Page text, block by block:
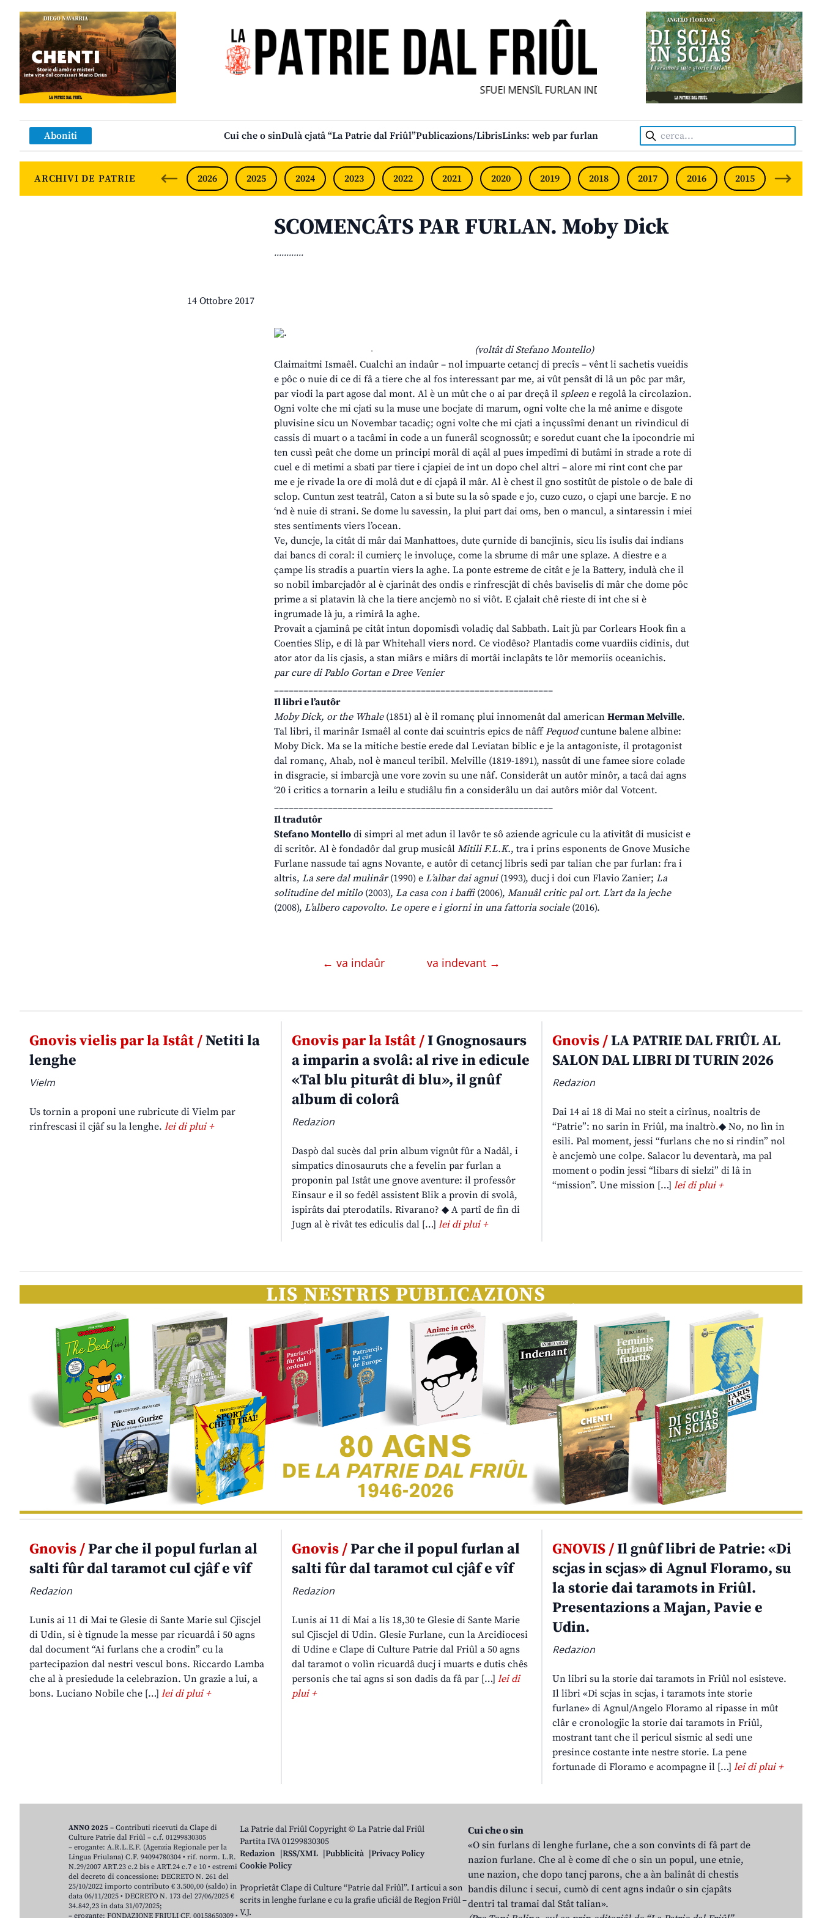
SFUEI MENSÎL FURLAN INDIPENDENT • INDEPENDENT FRIULIAN MONTHLY •
Aboniti Cui che o sinDulà cjatâ “La Patrie dal Friûl”Publicazions/LibrisLinks: web par furlan Cerca:
ARCHIVI DE PATRIE 2026 2025 2024 2023 2022 2021 2020 2019 2018 2017 2016 2015 2014
SCOMENCÂTS PAR FURLAN. Moby Dick
............
14 Ottobre 2017
.
(voltât di Stefano Montello)
Claimaitmi Ismaêl. Cualchi an indaûr – nol impuarte cetancj di precîs – vênt li sachetis vueidis
e pôc o nuie di ce di fâ a tiere che al fos interessant par me, ai vût pensât di lâ un pôc par mâr,
par viodi la part agose dal mont. Al è un mût che o ai par dreçâ il spleen e regolâ la circolazion.
Ogni volte che mi cjati su la muse une bocjate di marum, ogni volte che la mê anime e disgote
pluvisine sicu un Novembar tacadiç; ogni volte che mi cjati a inçussîmi denant un rivindicul di
cassis di muart o a tacâmi in code a un funerâl scognossût; e soredut cuant che la ipocondrie mi
ten cussì peât che dome un principi morâl di açâl al pues impedîmi di butâmi in strade a rote di
cuel e di metimi a sbati par tiere i cjapiei de int un dopo chel altri – alore mi rint cont che par
me e je rivade la ore di molâ dut e di cjapâ il mâr. Al è chest il gno sostitût de pistole o de bale di
sclop. Cuntun zest teatrâl, Caton a si bute su la sô spade e jo, cuzo cuzo, o cjapi une barcje. E no
‘nd è nuie di strani. Se dome lu savessin, la plui part dai oms, ben o mancul, a sintaressin i miei
stes sentiments viers l’ocean.
Ve, duncje, la citât di mâr dai Manhattoes, dute çurnide di bancjinis, sicu lis isulis dai indians
dai bancs di coral: il cumierç le involuçe, come la sbrume di mâr une splaze. A diestre e a
çampe lis stradis a puartin viers la aghe. La ponte estreme de citât e je la Battery, indulà che il
so nobil imbarcjadôr al è cjarinât des ondis e rinfrescjât di chês baviselis di mâr che dome pôc
prime a si platavin là che la tiere ancjemò no si viôt. E cjalait chê rieste di int che si è
ingrumade là ju, a rimirâ la aghe.
Provait a cjaminâ pe citât intun dopomisdì voladiç dal Sabbath. Lait jù par Corlears Hook fin a
Coenties Slip, e di là par Whitehall viers nord. Ce viodêso? Plantadis come vuardiis cidinis, dut
ator ator da lis cjasis, a stan miârs e miârs di mortâi inclapâts te lôr memoriis oceanichis.
par cure di Pablo Gortan e Dree Venier
_________________________________________________________
Il libri e l’autôr
Moby Dick, or the Whale(1851) al è il romanç plui innomenât dal american Herman Melville.
Tal libri, il marinâr Ismaêl al conte dai scuintris epics de nâffPequodcuntune balene albine:
Moby Dick. Ma se la mitiche bestie erede dal Leviatan biblic e je la antagoniste, il protagonist
dal romanç, Ahab, nol è mancul teribil. Melville (1819-1891), nassût di une famee siore colade
in disgracie, si imbarcjà une vore zovin su une nâf. Considerât un autôr minôr, a tacâ dai agns
‘20 i critics a tornarin a leilu e studiâlu fin a considerâlu un dai autôrs miôr dal Votcent.
_________________________________________________________
Il tradutôr
Stefano Montello di simpri al met adun il lavôr te sô aziende agricule cu la ativitât di musicist e
di scritôr. Al è fondadôr dal grup musicâl Mitili F.L.K., tra i prins esponents de Gnove Musiche
Furlane nassude tai agns Novante, e autôr di cetancj libris sedi par talian che par furlan: fra i
altris, La sere dal mulinâr(1990) e L’albar dai agnui(1993), ducj i doi cun Flavio Zanier; La
solitudine del mitilo(2003), La casa con i baffi(2006), Manuâl critic pal ort. L’art da la jeche
(2008), L’albero capovolto. Le opere e i giorni in una fattoria sociale(2016).
← va indaûr va indevant →
Gnovis vielis par la Istât /Netiti la
lenghe
Vielm
Us tornin a proponi une rubricute di Vielm par
rinfrescasi il cjâf su la lenghe. lei di plui +
Gnovis par la Istât /I Gnognosaurs
a imparin a svolâ: al rive in edicule
«Tal blu piturât di blu», il gnûf
album di colorâ
Redazion
Daspò dal sucès dal prin album vignût fûr a Nadâl, i
simpatics dinosauruts che a fevelin par furlan a
proponin pal Istât une gnove aventure: il professôr
Einsaur e il so fedêl assistent Blik a provin di svolâ,
ispirâts dai pterodatils. Rivarano? ◆ A partî de fin di
Jugn al è rivât tes ediculis dal […] lei di plui +
Gnovis /LA PATRIE DAL FRIÛL AL
SALON DAL LIBRI DI TURIN 2026
Redazion
Dai 14 ai 18 di Mai no steit a cirînus, noaltris de
“Patrie”: no sarin in Friûl, ma inaltrò.◆ No, no lìn in
esili. Pal moment, jessi “furlans che no si rindin” nol
è ancjemò une colpe. Salacor lu deventarà, ma pal
moment o podin jessi “libars di sielzi” di lâ in
“mission”. Une mission […]lei di plui +
Gnovis /Par che il popul furlan al
salti fûr dal taramot cul cjâf e vîf
Redazion
Lunis ai 11 di Mai te Glesie di Sante Marie sul Cjiscjel
di Udin, si è tignude la messe par ricuardâ i 50 agns
dal document “Ai furlans che a crodin” cu la
partecipazion dal nestri vescul bons. Riccardo Lamba
che al à presiedude la celebrazion. Un grazie a lui, a
bons. Luciano Nobile che […] lei di plui +
Gnovis /Par che il popul furlan al
salti fûr dal taramot cul cjâf e vîf
Redazion
Lunis ai 11 di Mai a lis 18,30 te Glesie di Sante Marie
sul Cjiscjel di Udin. Glesie Furlane, cun la Arcidiocesi
di Udine e Clape di Culture Patrie dal Friûl a 50 agns
dal taramot o volìn ricuardâ ducj i muarts e dutis chês
personis che tai agns si son dadis da fâ par […] lei di
plui +
GNOVIS /Il gnûf libri de Patrie: «Di
scjas in scjas» di Agnul Floramo, su
la storie dai taramots in Friûl.
Presentazions a Majan, Pavie e
Udin.
Redazion
Un libri su la storie dai taramots in Friûl nol esisteve.
Il libri «Di scjas in scjas, i taramots inte storie
furlane» di Agnul/Angelo Floramo al ripasse in mût
clâr e cronologjic la storie dai taramots in Friûl,
mostrant tant che il pericul sismic al sedi une
presince costante inte nestre storie. La pene
fortunade di Floramo e acompagne il […]lei di plui +
La Patrie dal Friûl Copyright © La Patrie dal Friûl
Partita IVA 01299830305
Redazion
RSS/XML Pubblicità
Privacy Policy
Cookie Policy
Proprietât Clape di Culture “Patrie dal Friûl”. I articui a son
scrits in lenghe furlane e cu la grafie uficiâl de Regjon Friûl –
V.J.
Cui che o sin
«O sin furlans di lenghe furlane, che a son convints di fâ part de
nazion furlane. Che al è come dî che o sin un popul, une etnie,
une nazion, che dopo tancj parons, che a àn balinât di chestis
bandis dilunc i secui, cumò di cent agns indaûr o sin cjapâts
dentri tal tramai dal Stât talian».
ANNO 2025 – Contributi ricevuti da Clape di
Culture Patrie dal Friûl – c.f. 01299830305
– erogante: A.R.L.E.F. (Agenzia Regionale per la
Lingua Friulana) C.F. 94094780304 • rif. norm. L.R.
N.29/2007 ART.23 c.2 bis e ART.24 c.7 e 10 • estremi
del decreto di concessione: DECRETO N. 261 del
25/10/2022 importo contributo € 3.500,00 (saldo) in
data 06/11/2025 • DECRETO N. 173 del 27/06/2025 €
34.842,23 in data 31/07/2025;
– erogante: FONDAZIONE FRIULI CF. 00158650309 •